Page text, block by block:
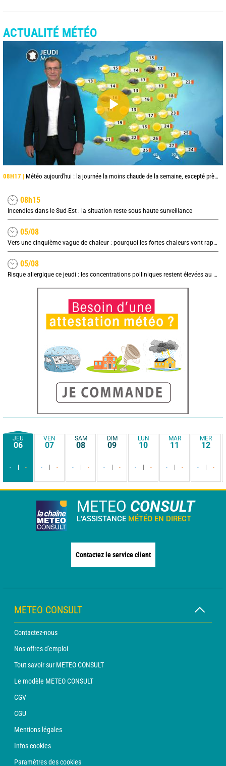
ACTUALITÉ MÉTÉO
08H17 | Météo aujourd'hui : la journée la moins chaude de la semaine, excepté près de la Méditerranée
08h15
Incendies dans le Sud-Est : la situation reste sous haute surveillance
05/08
Vers une cinquième vague de chaleur : pourquoi les fortes chaleurs vont rapidement revenir en France
05/08
Risque allergique ce jeudi : les concentrations polliniques restent élevées au nord
JEU
06
- -
VEN
07
- -
SAM
08
- -
DIM
09
- -
LUN
10
- -
MAR
11
- -
MER
12
- -
METEO CONSULT
L'ASSISTANCE MÉTÉO EN DIRECT
Contactez le service client
METEO CONSULT
Contactez-nous
Nos offres d'emploi
Tout savoir sur METEO CONSULT
Le modèle METEO CONSULT
CGV
CGU
Mentions légales
Infos cookies
Paramètres des cookies